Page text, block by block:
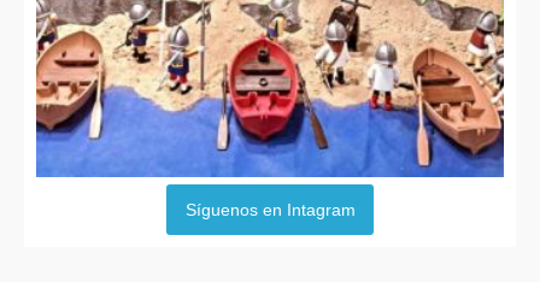
Síguenos en Intagram